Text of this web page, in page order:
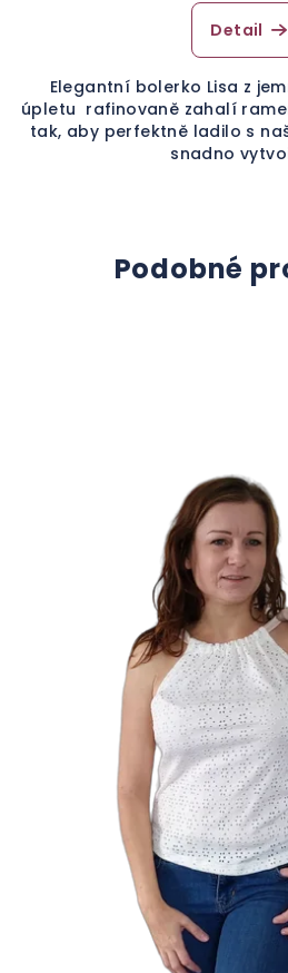
Detail
Elegantní bolerko Lisa z
úpletu rafinovaně zahalí
tak, aby perfektně ladilo s
snadno
Podobné